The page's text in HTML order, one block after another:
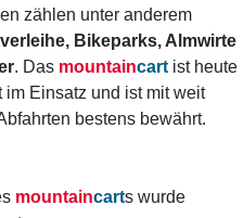
zählen unter anderem
Bikeparks, Almwirte
. Das mountaincartist heute
Einsatz und ist mit weit
bestens bewährt.
mountaincarts wurde